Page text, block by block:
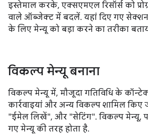
इस्तेमाल करके, एक्सएमएल रिसॉर्स को
वाले ऑब्जेक्ट में बदलें. यहां दिए गए
के लिए मेन्यू को बड़ा करने का तरीका
विकल्प मेन्यू बनाना
विकल्प मेन्यू में, मौजूदा गतिविधि के
कार्रवाइयां और अन्य विकल्प शामिल
"ईमेल लिखें", और "सेटिंग". विकल्प मेन्यू,
गए मेन्यू की तरह होता है.